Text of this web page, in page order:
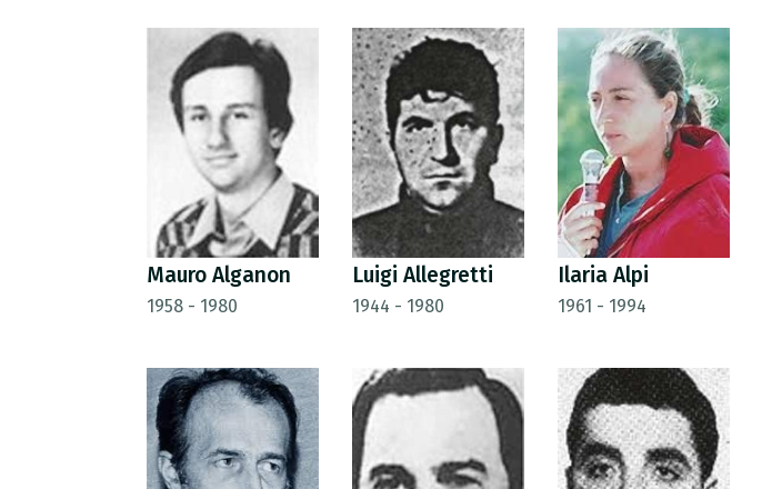
Mauro Alganon
1958 - 1980
Luigi Allegretti
1944 - 1980
Ilaria Alpi
1961 - 1994